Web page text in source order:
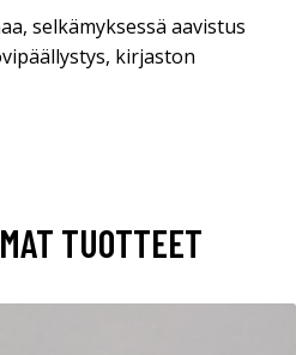
selkämyksessä aavistus
kirjaston
TUOTTEET